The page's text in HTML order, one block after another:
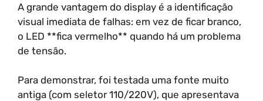
A grande vantagem do display é a identificação
visual imediata de falhas: em vez de ficar branco,
o LED **fica vermelho** quando há um problema
de tensão.
Para demonstrar, foi testada uma fonte muito
antiga (com seletor 110/220V), que apresentava